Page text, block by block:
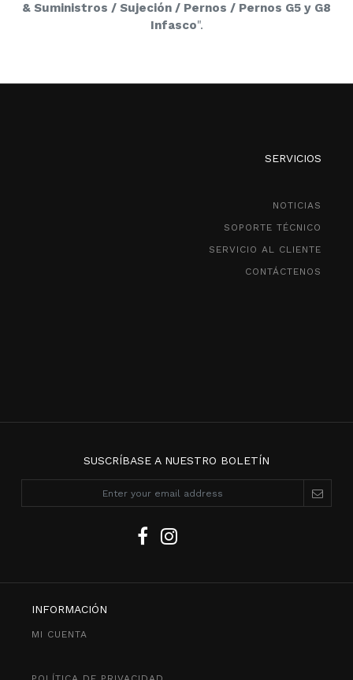
& Suministros / Sujeción / Pernos / Pernos G5 y G8
Infasco".
SERVICIOS
NOTICIAS
SOPORTE TÉCNICO
SERVICIO AL CLIENTE
CONTÁCTENOS
SUSCRÍBASE A NUESTRO BOLETÍN
INFORMACIÓN
MI CUENTA